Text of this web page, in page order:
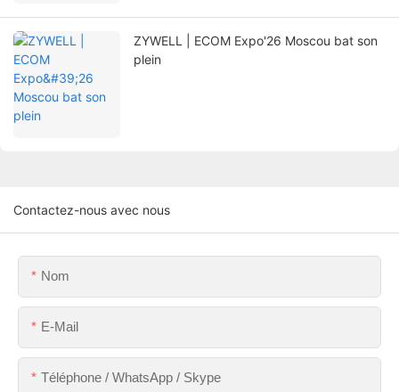
ZYWELL | ECOM Expo'26 Moscou bat son
plein
Contactez-nous avec nous
Nom
E-Mail
Téléphone / WhatsApp / Skype